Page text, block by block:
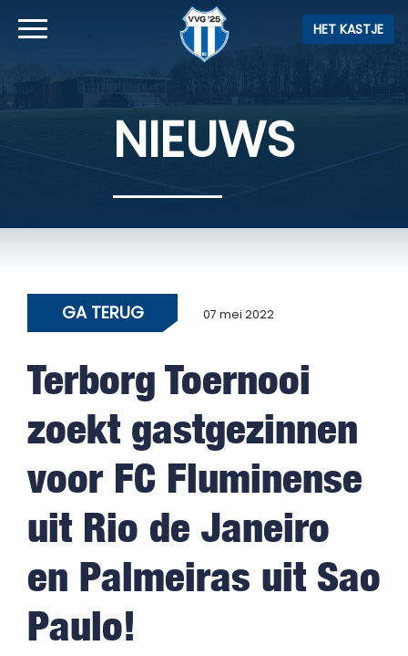
HET KASTJE
NIEUWS
GA TERUG 07 mei 2022
Terborg Toernooi
zoekt gastgezinnen
voor FC Fluminense
uit Rio de Janeiro
en Palmeiras uit Sao
Paulo!